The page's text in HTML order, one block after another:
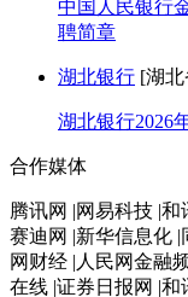
中国人民银行
聘简章
湖北银行 [湖
湖北银行2026
合作媒体
腾讯网 |网易科技 |
赛迪网 |新华信息化
网财经 |人民网金融
在线 |证券日报网 |